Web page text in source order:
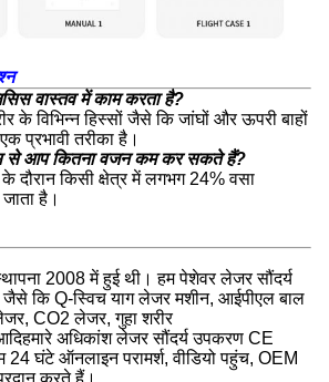
वास्तव में काम करता है?
के विभिन्न हिस्सों जैसे कि जांघों और ऊपरी बाहों
प्रभावी तरीका है।
से आप कितना वजन कम कर सकते हैं?
दौरान किसी क्षेत्र में लगभग 24% वसा
है।
2008 में हुई थी। हम पेशेवर लेजर सौंदर्य
कि Q-स्विच याग लेजर मशीन, आईपीएल बाल
CO2 लेजर, गुहा शरीर
अधिकांश लेजर सौंदर्य उपकरण CE
24 घंटे ऑनलाइन परामर्श, वीडियो पहुंच, OEM
करते हैं।